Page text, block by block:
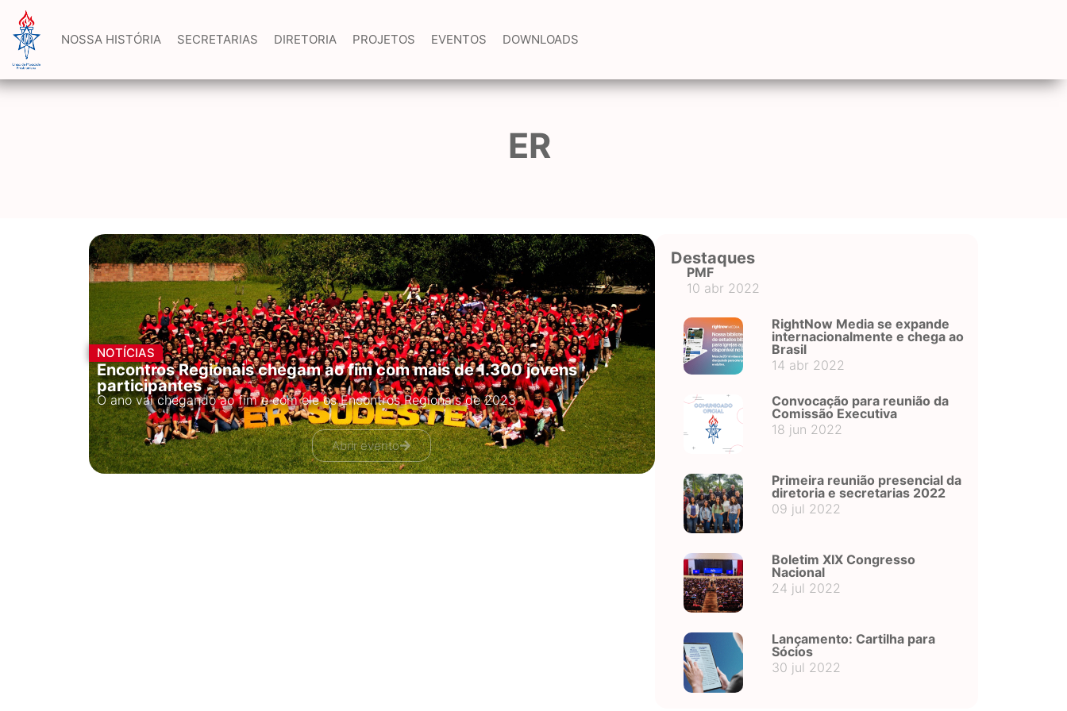
NOSSA HISTÓRIA SECRETARIAS DIRETORIA PROJETOS EVENTOS DOWNLOADS
ER
NOTÍCIAS
Encontros Regionais chegam ao fim com mais de 1.300 jovens
participantes
O ano vai chegando ao fim e com ele os Encontros Regionais de 2023
Abrir evento
Destaques
PMF
10 abr 2022
RightNow Media se expande
internacionalmente e chega ao
Brasil
14 abr 2022
Convocação para reunião da
Comissão Executiva
18 jun 2022
Primeira reunião presencial da
diretoria e secretarias 2022
09 jul 2022
Boletim XIX Congresso
Nacional
24 jul 2022
Lançamento: Cartilha para
Sócios
30 jul 2022